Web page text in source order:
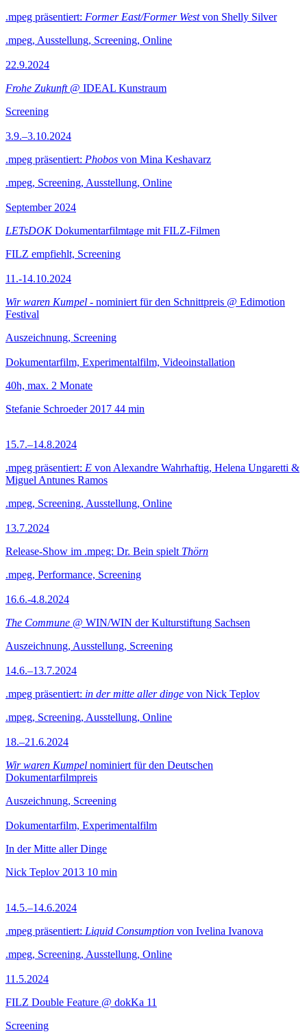
.mpeg präsentiert: Former East/Former Westvon Shelly Silver
.mpeg, Ausstellung, Screening, Online
22.9.2024
Frohe Zukunft@ IDEAL Kunstraum
Screening
3.9.–3.10.2024
.mpeg präsentiert: Phobos von Mina Keshavarz
.mpeg, Screening, Ausstellung, Online
September 2024
LETsDOKDokumentarfilmtage mit FILZ-Filmen
FILZ empfiehlt, Screening
11.-14.10.2024
Wir waren Kumpel - nominiert für den Schnittpreis @ Edimotion
Festival
Auszeichnung, Screening
Dokumentarfilm, Experimentalfilm, Videoinstallation
40h, max. 2 Monate
Stefanie Schroeder 2017 44 min
15.7.–14.8.2024
.mpeg präsentiert: E von Alexandre Wahrhaftig, Helena Ungaretti &
Miguel Antunes Ramos
.mpeg, Screening, Ausstellung, Online
13.7.2024
Release-Show im .mpeg: Dr. Bein spielt Thörn
.mpeg, Performance, Screening
16.6.-4.8.2024
The Commune @ WIN/WIN der Kulturstiftung Sachsen
Auszeichnung, Ausstellung, Screening
14.6.–13.7.2024
.mpeg präsentiert: in der mitte aller dinge von Nick Teplov
.mpeg, Screening, Ausstellung, Online
18.–21.6.2024
Wir waren Kumpel nominiert für den Deutschen
Dokumentarfilmpreis
Auszeichnung, Screening
Dokumentarfilm, Experimentalfilm
In der Mitte aller Dinge
Nick Teplov 2013 10 min
14.5.–14.6.2024
.mpeg präsentiert: Liquid Consumption von Ivelina Ivanova
.mpeg, Screening, Ausstellung, Online
11.5.2024
FILZ Double Feature @ dokKa 11
Screening